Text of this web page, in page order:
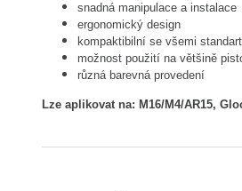
snadná manipulace a instalace
ergonomický design
kompaktibilní se všemi
možnost použití na většině
různá barevná provedení
Lze aplikovat na: M16/M4/AR15,